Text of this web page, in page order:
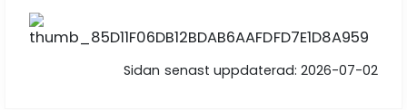
Sidan senast uppdaterad: 2026-07-02